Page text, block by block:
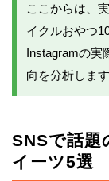
ここからは、
イクルおやつ
Instagramの実
向を分析します
SNSで話題
イーツ5選